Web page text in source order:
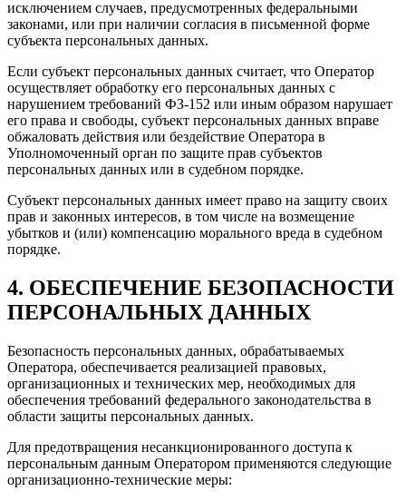
исключением случаев, предусмотренных федеральными
законами, или при наличии согласия в письменной форме
субъекта персональных данных.
Если субъект персональных данных считает, что Оператор
осуществляет обработку его персональных данных с
нарушением требований ФЗ-152 или иным образом нарушает
его права и свободы, субъект персональных данных вправе
обжаловать действия или бездействие Оператора в
Уполномоченный орган по защите прав субъектов
персональных данных или в судебном порядке.
Субъект персональных данных имеет право на защиту своих
прав и законных интересов, в том числе на возмещение
убытков и (или) компенсацию морального вреда в судебном
порядке.
4. ОБЕСПЕЧЕНИЕ БЕЗОПАСНОСТИ
ПЕРСОНАЛЬНЫХ ДАННЫХ
Безопасность персональных данных, обрабатываемых
Оператора, обеспечивается реализацией правовых,
организационных и технических мер, необходимых для
обеспечения требований федерального законодательства в
области защиты персональных данных.
Для предотвращения несанкционированного доступа к
персональным данным Оператором применяются следующие
организационно-технические меры: